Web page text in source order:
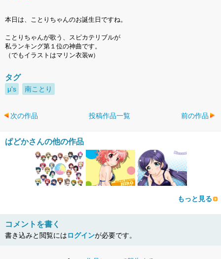
本日は、ことりちゃんのお誕生日ですね。
ことりちゃんが歌う、スピカテリブルが
私ランキング第１位の神曲です。
（でもイラストはマリン衣装w）
タグ
μ's 南ことり
次の作品 投稿作品一覧 前の作品
ぱどかさんの他の作品
もっと見る
コメントを書く
書き込みと閲覧にはログインが必要です。